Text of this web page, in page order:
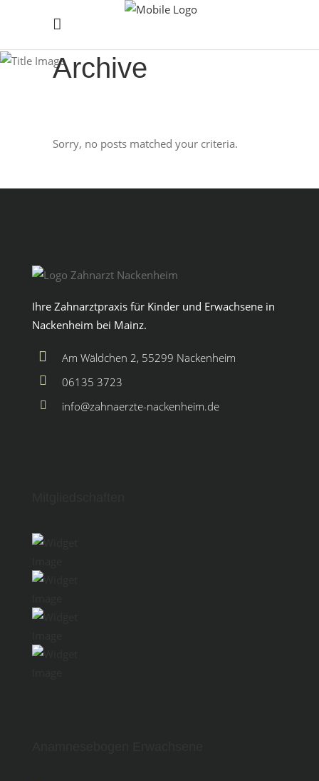
Archive
Sorry, no posts matched your criteria.
Ihre Zahnarztpraxis für Kinder und Erwachsene in
Nackenheim bei Mainz.
Am Wäldchen 2, 55299 Nackenheim
06135 3723
info@zahnaerzte-nackenheim.de